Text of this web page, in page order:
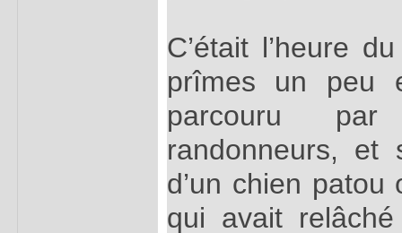
C’était l’heure
prîmes un peu
parcouru par
randonneurs, et
d’un chien
qui avait